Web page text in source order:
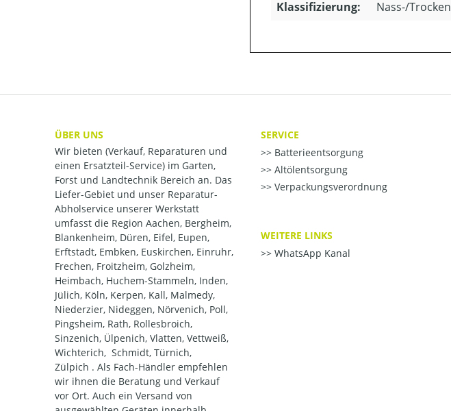
Klassifizierung: Nass-/
ÜBER UNS
Wir bieten (Verkauf, Reparaturen und
einen Ersatzteil-Service) im Garten,
Forst und Landtechnik Bereich an. Das
Liefer-Gebiet und unser Reparatur-
Abholservice unserer Werkstatt
umfasst die Region Aachen, Bergheim,
Blankenheim, Düren, Eifel, Eupen,
Erftstadt, Embken, Euskirchen, Einruhr,
Frechen, Froitzheim, Golzheim,
Heimbach, Huchem-Stammeln, Inden,
Jülich, Köln, Kerpen, Kall, Malmedy,
Niederzier, Nideggen, Nörvenich, Poll,
Pingsheim, Rath, Rollesbroich,
Sinzenich, Ülpenich, Vlatten, Vettweiß,
Wichterich, Schmidt, Türnich,
Zülpich . Als Fach-Händler empfehlen
wir ihnen die Beratung und Verkauf
vor Ort. Auch ein Versand von
SERVICE
Batterieentsorgung
Altölentsorgung
Verpackungsverordnung
WEITERE LINKS
WhatsApp Kanal